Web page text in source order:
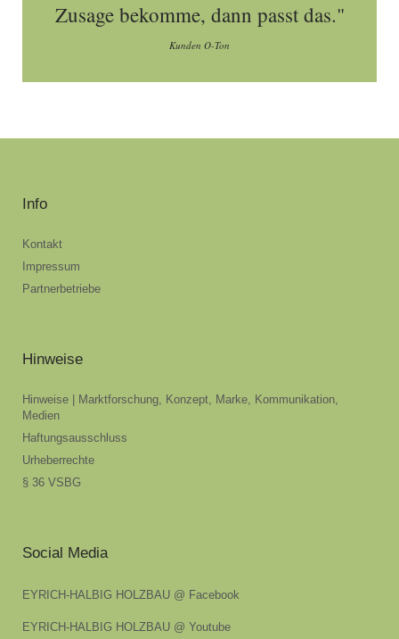
Zusage bekomme, dann passt das."
Kunden O-Ton
Info
Kontakt
Impressum
Partnerbetriebe
Hinweise
Hinweise | Marktforschung, Konzept, Marke, Kommunikation,
Medien
Haftungsausschluss
Urheberrechte
§ 36 VSBG
Social Media
EYRICH-HALBIG HOLZBAU @ Facebook
EYRICH-HALBIG HOLZBAU @ Youtube